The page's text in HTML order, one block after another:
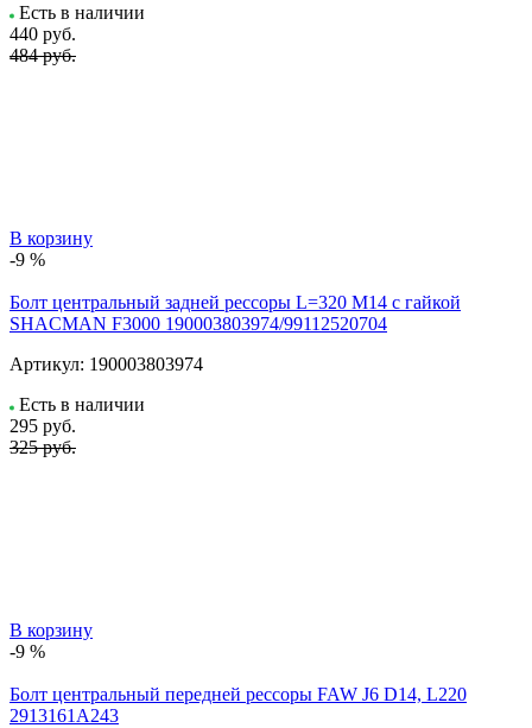
Есть в наличии
440 руб.
484 руб.
В корзину
-9 %
Болт центральный задней рессоры L=320 M14 с гайкой
SHACMAN F3000 190003803974/99112520704
Артикул: 190003803974
Есть в наличии
295 руб.
325 руб.
В корзину
-9 %
Болт центральный передней рессоры FAW J6 D14, L220
2913161A243